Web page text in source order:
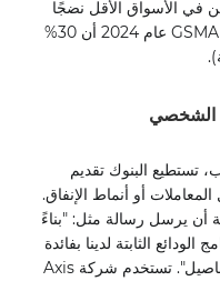
في الأسواق الأقل نضجًا
رقميًا (حيث أظهر استطلاع أجرته جمعية GSMA عام 2024 أن 30%
تستطيع البنوك تقديم
أو أنماط الإنفاق.
أن يرسل رسالة مثل: "بناءً
الثابتة لدينا بفائدة
5% - أرسل كلمة 'INFO' للمزيد من التفاصيل". تستخدم شركة Axis